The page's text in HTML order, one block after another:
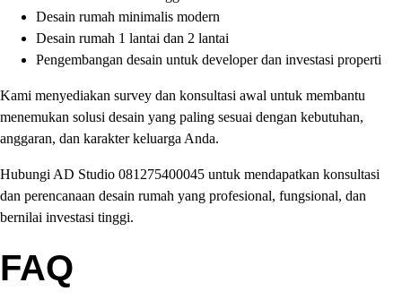
Desain rumah minimalis modern
Desain rumah 1 lantai dan 2 lantai
Pengembangan desain untuk developer dan investasi properti
Kami menyediakan survey dan konsultasi awal untuk membantu
menemukan solusi desain yang paling sesuai dengan kebutuhan,
anggaran, dan karakter keluarga Anda.
Hubungi AD Studio 081275400045 untuk mendapatkan konsultasi
dan perencanaan desain rumah yang profesional, fungsional, dan
bernilai investasi tinggi.
FAQ